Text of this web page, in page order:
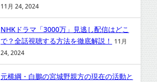
11月 24, 2024
NHKドラマ「3000万」見逃し配信はどこ
で？全話視聴する方法を徹底解説！
11月
24, 2024
元横綱・白鵬の宮城野親方の現在の活動と